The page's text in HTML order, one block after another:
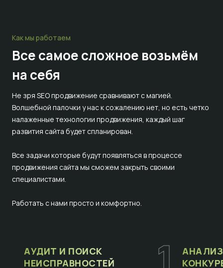
Как мы работаем
Все самое сложное возьмём
на себя
Не зря SEO продвижение сравнивают с магией.
Волшебной палочки у нас к сожалению нет, но есть четко
налаженные технологии продвижения, каждый шаг
развития сайта будет спланирован.
Все задачи которые будут появляться в процессе
продвижения сайта мы сможем закрыть своими
специалистами.
Работать с нами просто и комфортно.
АУДИТ И ПОИСК
НЕИСПРАВНОСТЕЙ